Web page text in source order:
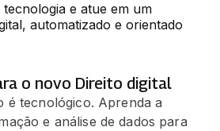
e atue em um
automatizado e orientado
o novo Direito digital
é tecnológico. Aprenda a
e análise de dados para